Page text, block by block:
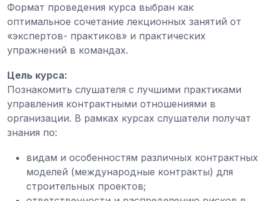
Формат проведения курса выбран как
оптимальное сочетание лекционных занятий от
«экспертов- практиков» и практических
упражнений в командах.
Цель курса:
Познакомить слушателя с лучшими практиками
управления контрактными отношениями в
организации. В рамках курсах слушатели получат
знания по:
видам и особенностям различных контрактных
моделей (международные контракты) для
строительных проектов;